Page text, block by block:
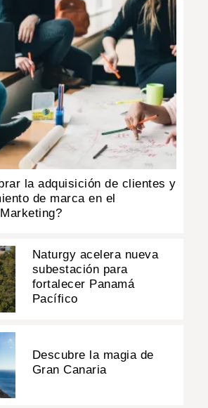
la adquisición de clientes y
de marca en el
Naturgy acelera nueva
subestación para
fortalecer Panamá
Pacífico
Descubre la magia de
Gran Canaria